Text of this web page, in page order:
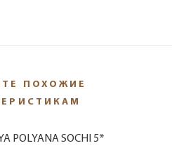
ПОХОЖИЕ
POLYANA SOCHI 5*